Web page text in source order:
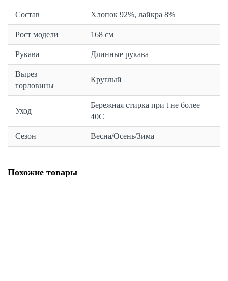
Состав Хлопок 92%, лайкра 8%
Рост модели 168 см
Рукава Длинные рукава
Вырез
горловины
Круглый
Уход
Бережная стирка при t не более
40С
Сезон Весна/Осень/Зима
Похожие товары